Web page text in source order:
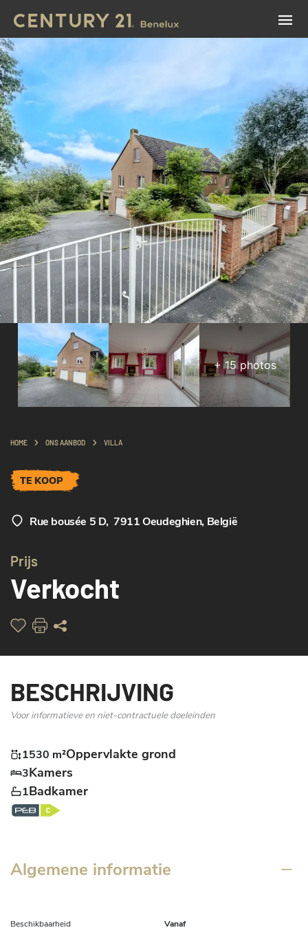
+15photos
HOME ONS AANBOD VILLA
TE KOOP
Rue bousée 5 D, 7911 Oeudeghien, België
Prijs
Verkocht
BESCHRIJVING
Voor informatieve en niet-contractuele doeleinden
1530 m²Oppervlakte grond
3Kamers
1Badkamer
Algemene informatie
Beschikbaarheid
Vanaf